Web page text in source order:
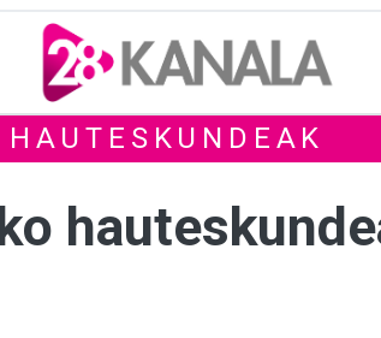
HAUTESKUNDEAK